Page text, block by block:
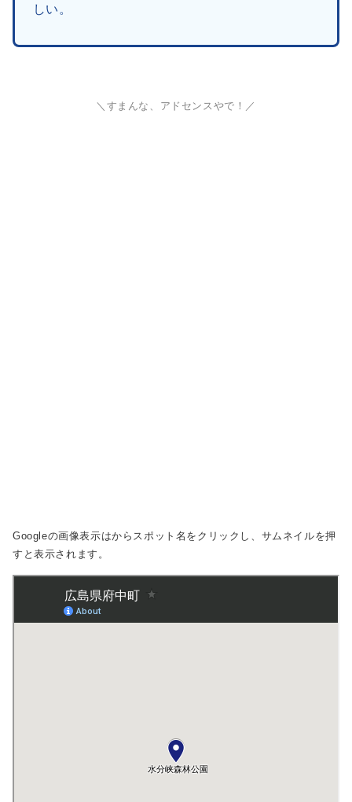
しい。
＼すまんな、アドセンスやで！／
Googleの画像表示はからスポット名をクリックし、サムネイルを押
すと表示されます。